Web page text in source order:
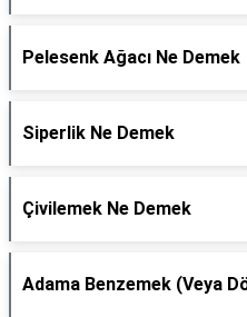
Pelesenk Ağacı Ne Demek
Siperlik Ne Demek
Çivilemek Ne Demek
Adama Benzemek (Veya